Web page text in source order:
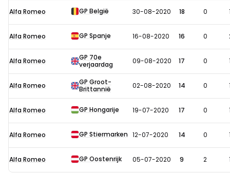
Alfa Romeo GP België 30-08-2020 18 0
Alfa Romeo GP Spanje 16-08-2020 16 0
Alfa Romeo
GP 70e
verjaardag
09-08-2020 17 0
Alfa Romeo
GP Groot-
Brittannië
02-08-2020 14 0
Alfa Romeo GP Hongarije 19-07-2020 17 0
Alfa Romeo GP Stiermarken 12-07-2020 14 0
Alfa Romeo GP Oostenrijk 05-07-2020 9 2